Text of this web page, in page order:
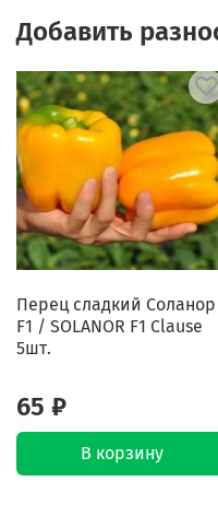
Добавить
Перец сладкий Соланор
F1 / SOLANOR F1 Clause
5шт.
65 ₽
В корзину